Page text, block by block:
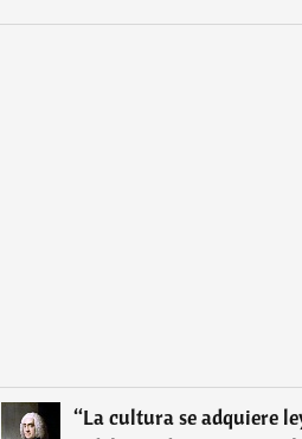
“La cultura se adquiere